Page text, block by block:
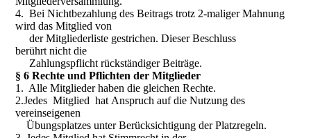
4. Bei Nichtbezahlung des Beitrags trotz 2-maliger Mahnung
wird das Mitglied von
der Mitgliederliste gestrichen. Dieser Beschluss
berührt nicht die
Zahlungspflicht rückständiger Beiträge.
§ 6 Rechte und Pflichten der Mitglieder
1. Alle Mitglieder haben die gleichen Rechte.
2.Jedes Mitglied hat Anspruch auf die Nutzung des
vereinseigenen
Übungsplatzes unter Berücksichtigung der Platzregeln.